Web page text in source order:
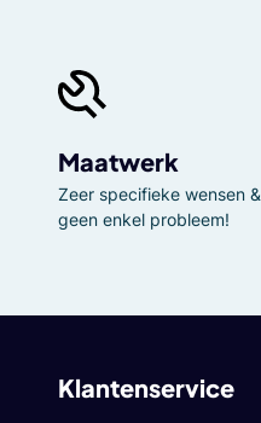
Maatwerk
Zeer specifieke wensen
geen enkel probleem!
Klantenservice